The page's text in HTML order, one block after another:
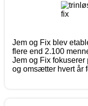
Jem og Fix blev
flere end 2.100
Jem og Fix
og omsætter hvert år